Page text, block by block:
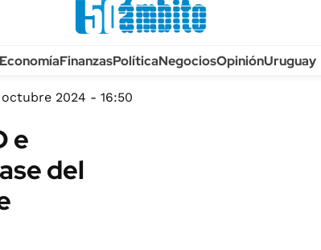
TECNOLOGÍA
MÉXICO
MUNDO
INFORMACIÓN GENERAL
FinanzasPolíticaNegociosOpiniónUruguay
2024 - 16:50
e
del